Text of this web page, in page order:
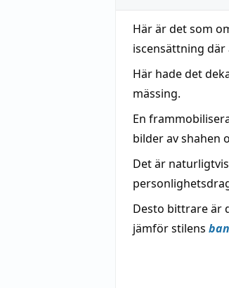
Här är det som
iscensättning
Här hade det
mässing.
En
bilder av shahen
Det är
Desto bittrare är
jämför stilens